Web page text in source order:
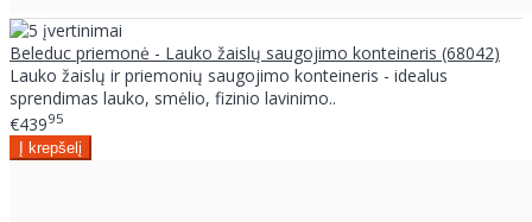
Beleduc priemonė - Lauko žaislų saugojimo konteineris (68042)
Lauko žaislų ir priemonių saugojimo konteineris - idealus
sprendimas lauko, smėlio, fizinio lavinimo..
€43995